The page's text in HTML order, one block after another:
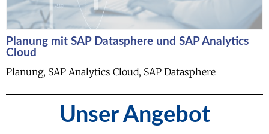
Planung mit SAP Datasphere und SAP Analytics
Cloud
Planung, SAP Analytics Cloud, SAP Datasphere
Unser Angebot